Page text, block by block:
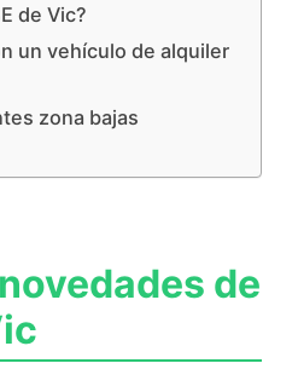
de Vic?
un vehículo de alquiler
zona bajas
de